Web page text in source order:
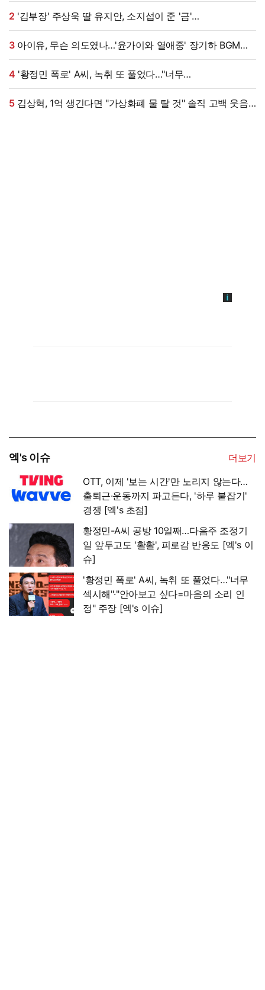
2
방치했다…"비누인 줄"
3아이유, 무슨 의도였나…'윤가이와 열애중' 장기하 BGM에
의견분분 [엑's 이슈]
4
섹시해"·"안아보고 싶다=마음의 소리 인정" 주장 [엑's 이슈]
5김상혁, 1억 생긴다면 "가상화폐 물 탈 것" 솔직 고백 웃음
엑's 이슈
더보기
OTT, 이제 '보는 시간'만 노리지 않는다…
출퇴근·운동까지 파고든다, '하루 붙잡기'
경쟁 [엑's 초점]
황정민-A씨 공방 10일째…다음주 조정기
일 앞두고도 '활활', 피로감 반응도 [엑's 이
슈]
'황정민 폭로' A씨, 녹취 또 풀었다…"너무
섹시해"·"안아보고 싶다=마음의 소리 인
정" 주장 [엑's 이슈]